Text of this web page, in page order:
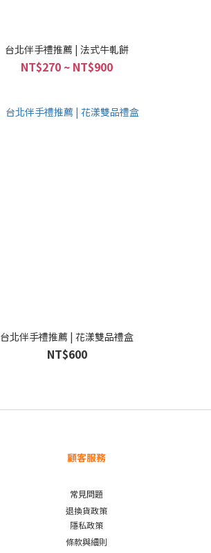
台北伴手禮推薦 | 法式牛軋餅
NT$270 ~ NT$900
台北伴手禮推薦 | 花漾雙品禮盒
NT$600
顧客服務
常見問題
退換貨政策
隱私政策
條款與細則